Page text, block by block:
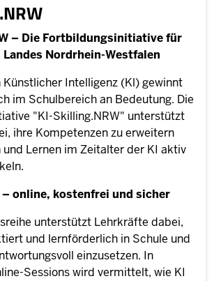
– Die Fortbildungsinitiative für
Nordrhein-Westfalen
Künstlicher Intelligenz (Kl) gewinnt
im Schulbereich an Bedeutung. Die
"KI-Skilling.NRW" unterstützt
ihre Kompetenzen zu erweitern
und Lernen im Zeitalter der KI aktiv
online, kostenfrei und sicher
unterstützt Lehrkräfte dabei,
und lernförderlich in Schule und
einzusetzen. In
Sessions wird vermittelt, wie KI